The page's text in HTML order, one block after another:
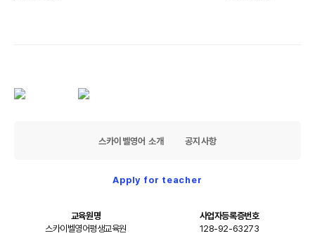
스카이벨영어 소개 공지사항
Apply for teacher
교육원명
스카이벨영어평생교육원
사업자등록증번호
128-92-63273